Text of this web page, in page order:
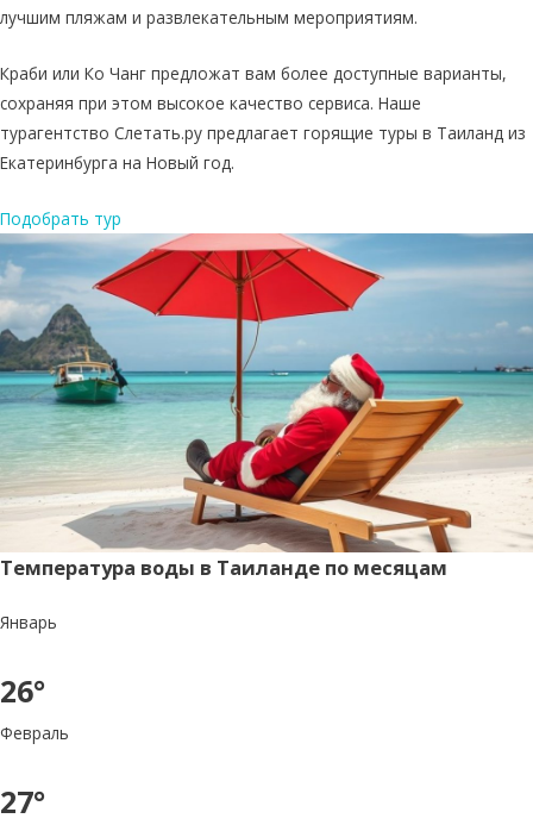
лучшим пляжам и развлекательным мероприятиям.
Краби или Ко Чанг предложат вам более доступные варианты,
сохраняя при этом высокое качество сервиса. Наше
турагентство Слетать.ру предлагает горящие туры в Таиланд из
Екатеринбурга на Новый год.
Подобрать тур
Температура воды в Таиланде по месяцам
Январь
26°
Февраль
27°